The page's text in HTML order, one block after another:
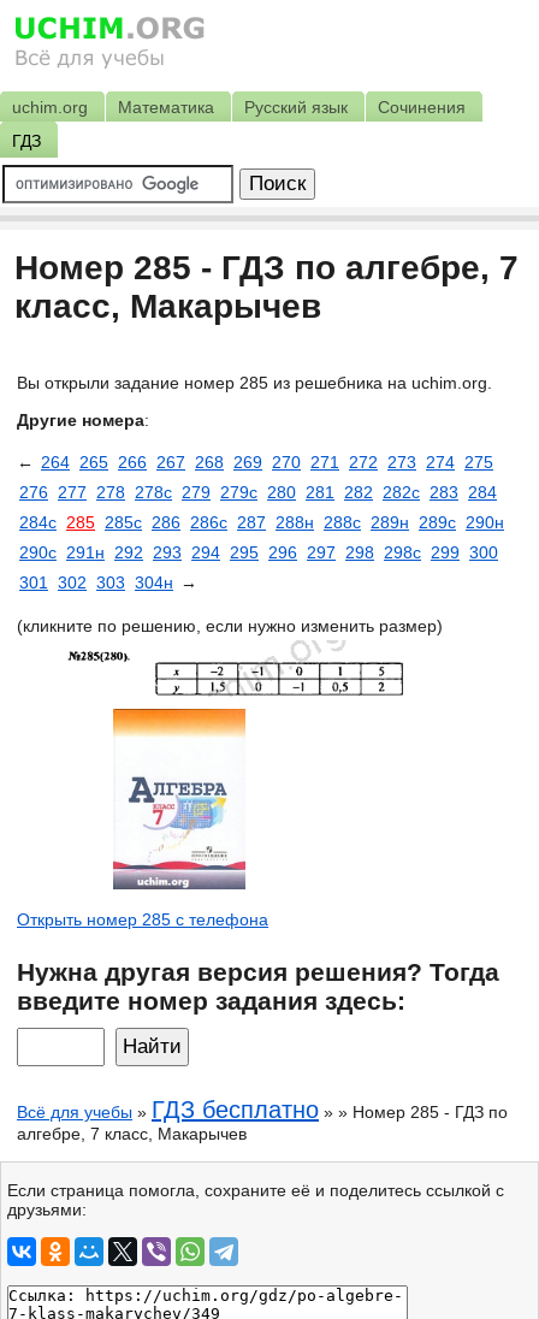
uchim.org Математика Русский язык
Сочинения
ГДЗ
Номер 285 - ГДЗ по алгебре, 7
класс, Макарычев
Вы открыли задание номер 285 из решебника на uchim.org.
Другие номера:
← 264 265 266 267 268 269 270 271 272 273 274 275
276 277 278 278с 279 279с 280 281 282 282с 283
284
284с 285 285с 286 286с 287 288н 288с 289н 289с 290н
290с 291н 292 293 294 295 296 297 298 298с 299 300
301
302 303 304н →
(кликните по решению, если нужно изменить размер)
Открыть номер 285 с телефона
Нужна другая версия решения? Тогда
введите номер задания здесь:
Всё для учебы » ГДЗ бесплатно » » Номер 285 - ГДЗ по
алгебре, 7 класс, Макарычев
Если страница помогла, сохраните её и поделитесь ссылкой с
друзьями: